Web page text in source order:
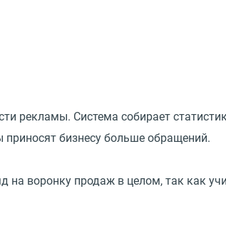
рекламы. Система собирает
бизнесу больше обращений.
на воронку продаж в целом, так как